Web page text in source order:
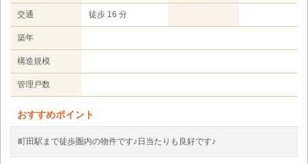
交通 徒歩 16 分
築年
構造規模
管理戸数
おすすめポイント
町田駅まで徒歩圏内の物件です♪日当たりも良好です♪